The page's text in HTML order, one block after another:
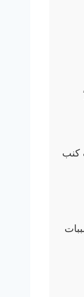
كنب